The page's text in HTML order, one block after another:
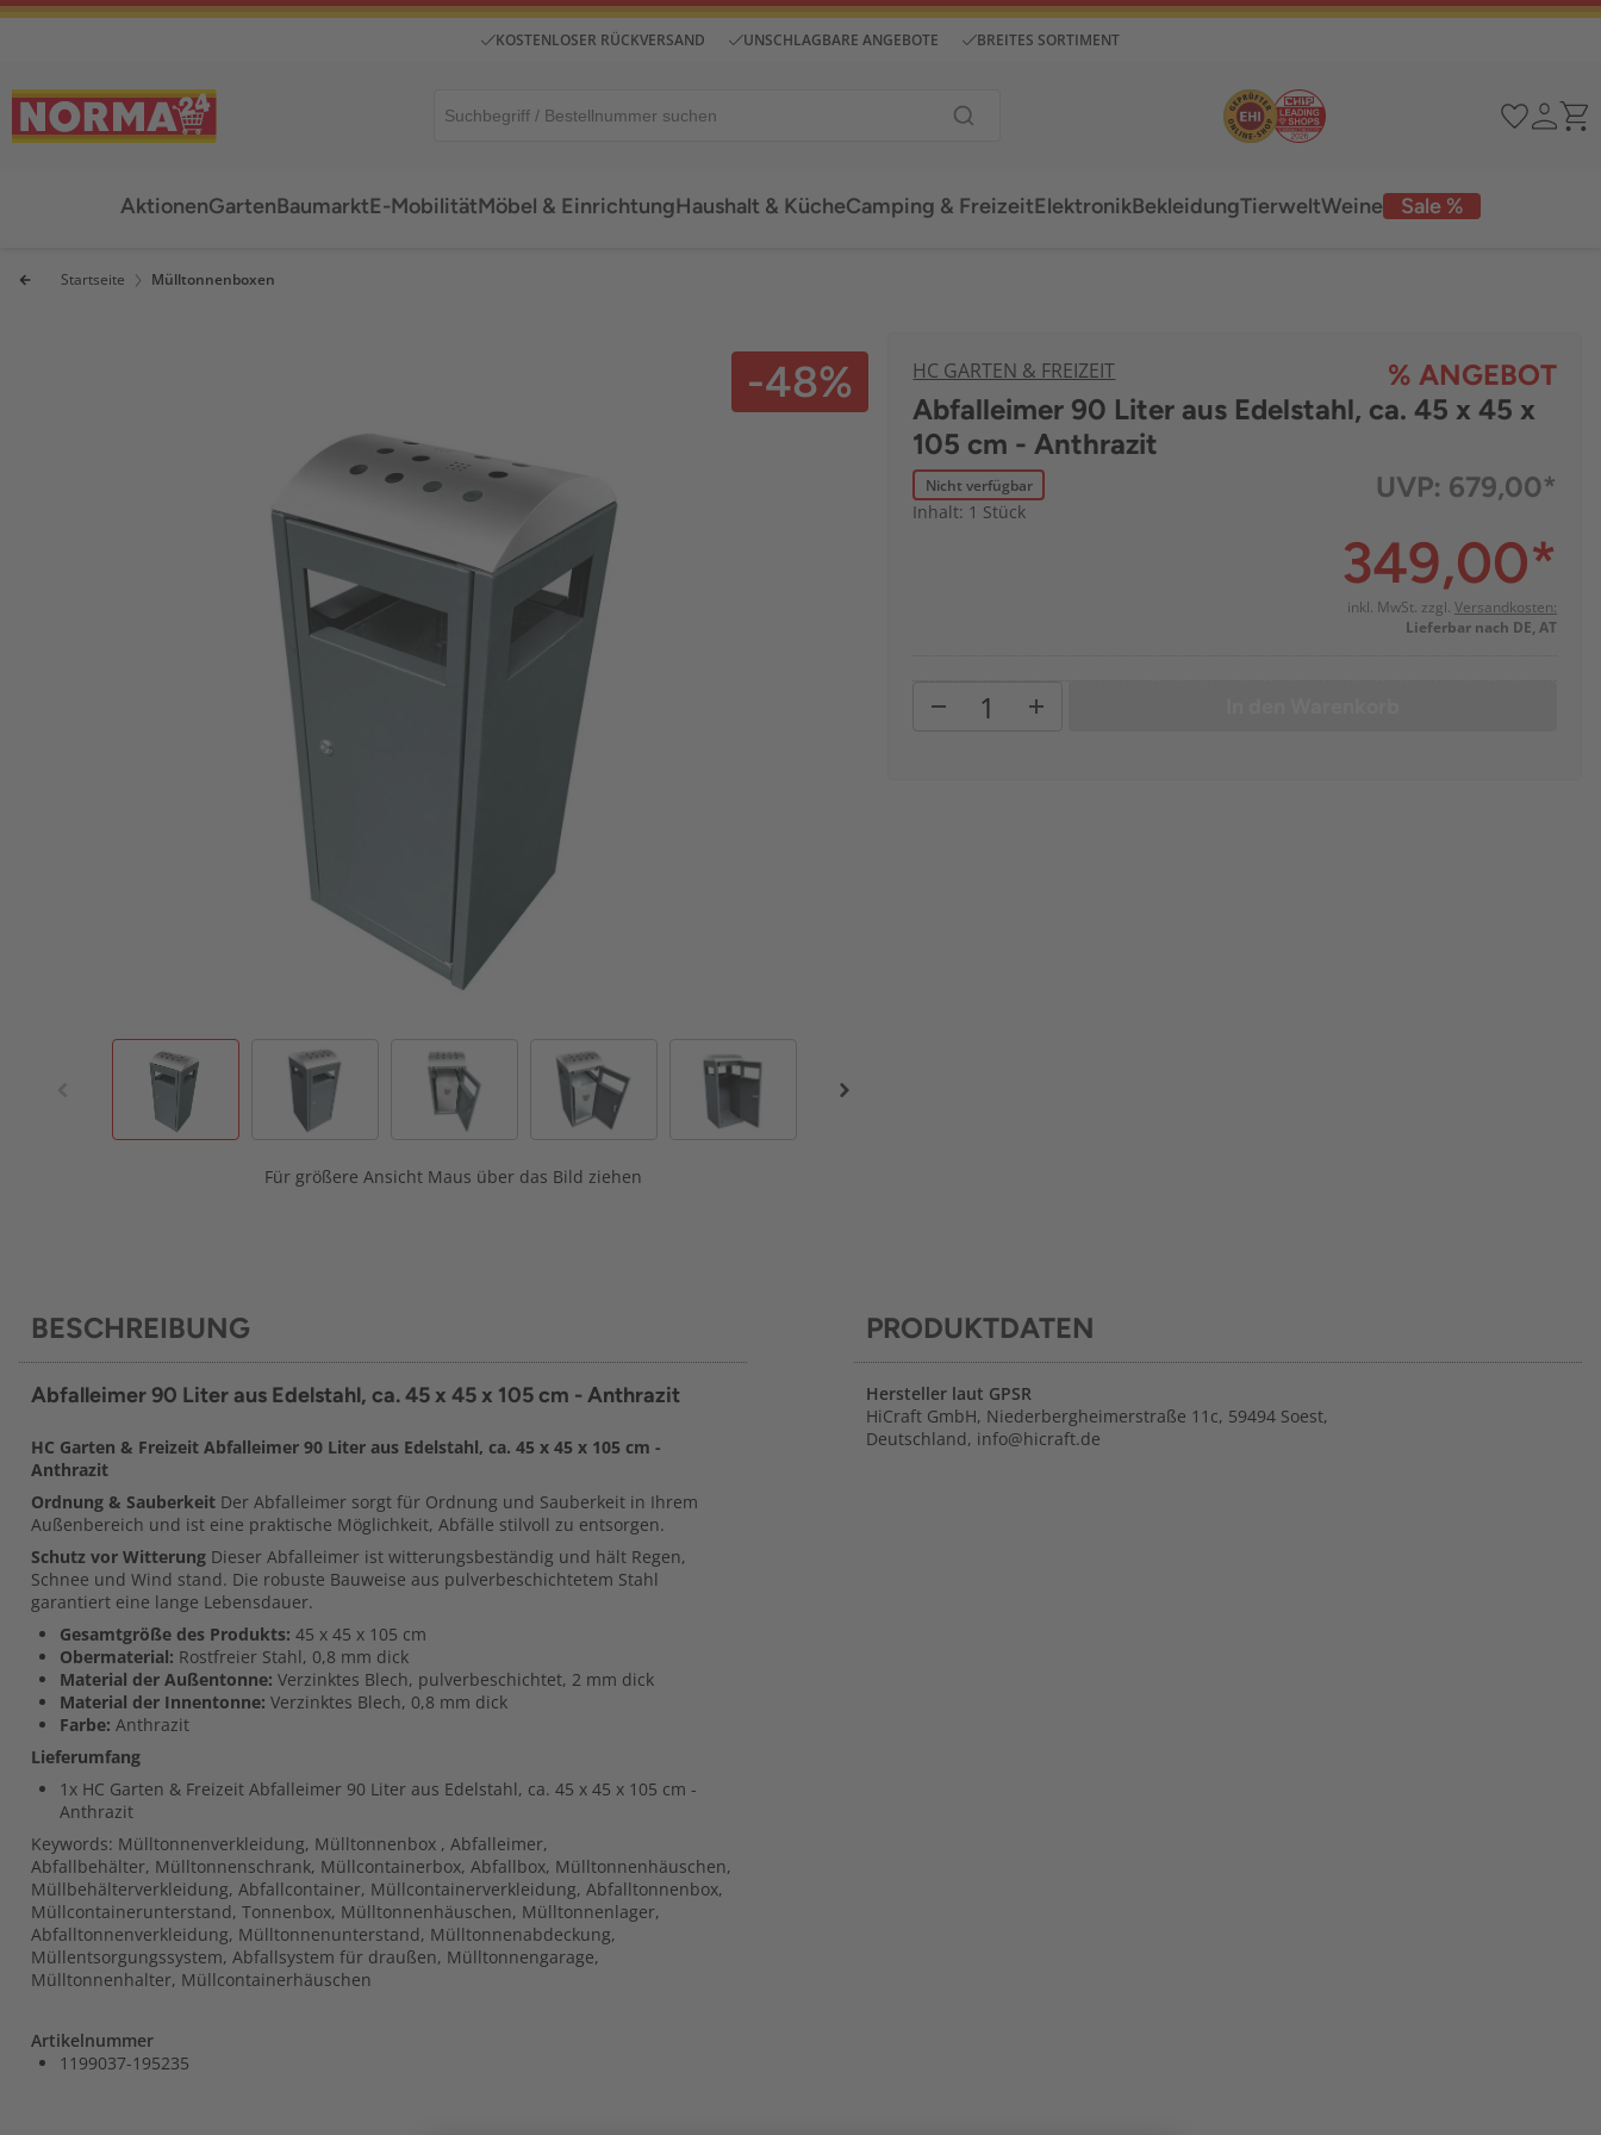
KOSTENLOSER RÜCKVERSAND UNSCHLAGBARE ANGEBOTE BREITES SORTIMENT
AktionenGartenBaumarktE-MobilitätMöbel & EinrichtungHaushalt & KücheCamping & Freizeit Sale %
ElektronikBekleidungTierweltWeine
Startseite Mülltonnenboxen
Für größere Ansicht Maus über das Bild ziehen
-48% HC GARTEN & FREIZEIT
% ANGEBOT
Abfalleimer 90 Liter aus Edelstahl, ca. 45 x 45 x
105 cm - Anthrazit
Nicht verfügbar
Inhalt: 1 Stück
UVP: 679,00*
349,00*
inkl. MwSt. zzgl. Versandkosten:
Lieferbar nach DE, AT
BESCHREIBUNG
Abfalleimer 90 Liter aus Edelstahl, ca. 45 x 45 x 105 cm - Anthrazit
HC Garten & Freizeit Abfalleimer 90 Liter aus Edelstahl, ca. 45 x 45 x 105 cm -
Anthrazit
Ordnung & Sauberkeit Der Abfalleimer sorgt für Ordnung und Sauberkeit in Ihrem
Außenbereich und ist eine praktische Möglichkeit, Abfälle stilvoll zu entsorgen.
Schutz vor Witterung Dieser Abfalleimer ist witterungsbeständig und hält Regen,
Schnee und Wind stand. Die robuste Bauweise aus pulverbeschichtetem Stahl
garantiert eine lange Lebensdauer.
Gesamtgröße des Produkts: 45 x 45 x 105 cm
Obermaterial: Rostfreier Stahl, 0,8 mm dick
Material der Außentonne: Verzinktes Blech, pulverbeschichtet, 2 mm dick
Material der Innentonne: Verzinktes Blech, 0,8 mm dick
Farbe: Anthrazit
Lieferumfang
1x HC Garten & Freizeit Abfalleimer 90 Liter aus Edelstahl, ca. 45 x 45 x 105 cm -
Anthrazit
Keywords: Mülltonnenverkleidung, Mülltonnenbox , Abfalleimer,
Abfallbehälter, Mülltonnenschrank, Müllcontainerbox, Abfallbox, Mülltonnenhäuschen,
Müllbehälterverkleidung, Abfallcontainer, Müllcontainerverkleidung, Abfalltonnenbox,
Müllcontainerunterstand, Tonnenbox, Mülltonnenhäuschen, Mülltonnenlager,
Abfalltonnenverkleidung, Mülltonnenunterstand, Mülltonnenabdeckung,
Müllentsorgungssystem, Abfallsystem für draußen, Mülltonnengarage,
Mülltonnenhalter, Müllcontainerhäuschen
Artikelnummer
1199037-195235
PRODUKTDATEN
Hersteller laut GPSR
HiCraft GmbH, Niederbergheimerstraße 11c, 59494 Soest,
Deutschland, info@hicraft.de